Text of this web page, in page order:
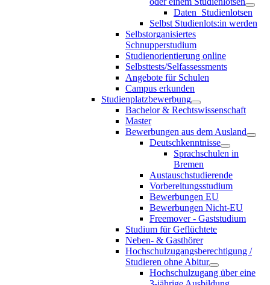
Daten_Studienlotsen
Selbst Studienlots:in werden
Selbstorganisiertes
Schnupperstudium
Studienorientierung online
Selbsttests/Selfassessments
Angebote für Schulen
Campus erkunden
Studienplatzbewerbung
Bachelor & Rechtswissenschaft
Master
Bewerbungen aus dem Ausland
Deutschkenntnisse
Sprachschulen in
Bremen
Austauschstudierende
Vorbereitungsstudium
Bewerbungen EU
Bewerbungen Nicht-EU
Freemover - Gaststudium
Studium für Geflüchtete
Neben- & Gasthörer
Hochschulzugangsberechtigung /
Studieren ohne Abitur
Hochschulzugang über eine